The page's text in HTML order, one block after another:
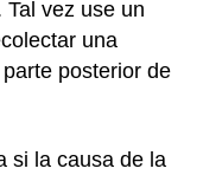
vez use un
una
posterior de
si la causa de la